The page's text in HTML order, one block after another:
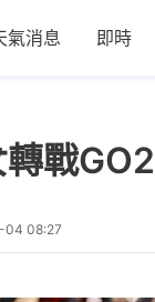
氣消息 即時
轉戰
08:27